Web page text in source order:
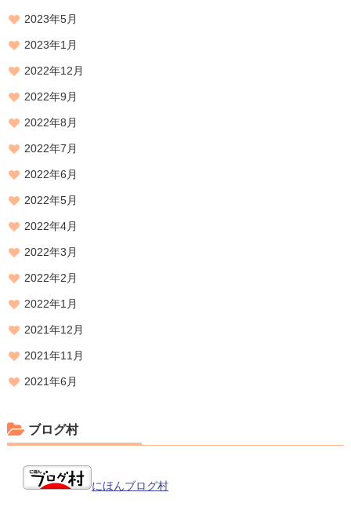
2023年5月
2023年1月
2022年12月
2022年9月
2022年8月
2022年7月
2022年6月
2022年5月
2022年4月
2022年3月
2022年2月
2022年1月
2021年12月
2021年11月
2021年6月
ブログ村
にほんブログ村